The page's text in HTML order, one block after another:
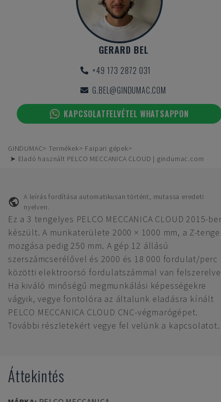
GERARD BEL
+49 173 2872 031
G.BEL@GINDUMAC.COM
KAPCSOLATFELVÉTEL WHATSAPPON
GINDUMAC Termékek
Faipari gépek
➤ Eladó használt PELCO MECCANICA CLOUD | gindumac.com
A leírás fordítása automatikusan történt, mutassa eredeti
nyelven.
Ez a 3 tengelyes PELCO MECCANICA CLOUD 2015-
készült. A munkaterülete 2000 × 1000 mm, a Z-
mozgása pedig 250 mm. A gép 12 állású
szerszámcserélővel és 2000 és 18 000 fordulat/perc
közötti elektroorsó fordulatszámmal van
Ha kiváló minőségű megmunkálási képességekre
vágyik, vegye fontolóra az általunk eladásra kínált
PELCO MECCANICA CLOUD CNC-végmarógépet.
További részletekért vegye fel velünk a kapcsolatot.
Áttekintés